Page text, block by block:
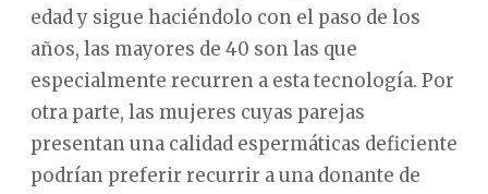
edad y sigue haciéndolo con el paso de los
años, las mayores de 40 son las que
especialmente recurren a esta tecnología. Por
otra parte, las mujeres cuyas parejas
presentan una calidad espermáticas deficiente
podrían preferir recurrir a una donante de